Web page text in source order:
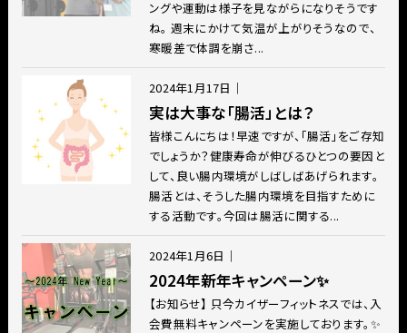
ングや運動は様子を見ながらになりそうです
ね。 週末にかけて気温が上がりそうなので、
寒暖差で体調を崩さ...
2024年1月17日 ｜
実は大事な「腸活」とは？
皆様こんにちは！早速ですが、「腸活」をご存知
でしょうか？健康寿命が伸びるひとつの要因と
して、良い腸内環境がしばしばあげられます。
腸活とは、そうした腸内環境を目指すために
する活動です。今回は腸活に関する...
2024年1月6日 ｜
2024年新年キャンペーン✨
【お知らせ】 只今カイザーフィットネスでは、入
会費無料キャンペーンを実施しております。✨